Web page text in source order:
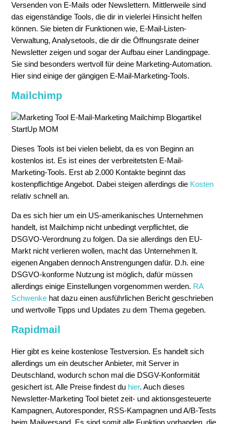
Versenden von E-Mails oder Newslettern. Mittlerweile sind
das eigenständige Tools, die dir in vielerlei Hinsicht helfen
können. Sie bieten dir Funktionen wie, E-Mail-Listen-
Verwaltung, Analysetools, die dir die Öffnungsrate deiner
Newsletter zeigen und sogar der Aufbau einer Landingpage.
Sie sind besonders wertvoll für deine Marketing-Automation.
Hier sind einige der gängigen E-Mail-Marketing-Tools.
Mailchimp
Dieses Tools ist bei vielen beliebt, da es von Beginn an
kostenlos ist. Es ist eines der verbreitetsten E-Mail-
Marketing-Tools. Erst ab 2.000 Kontakte beginnt das
kostenpflichtige Angebot. Dabei steigen allerdings die Kosten
relativ schnell an.
Da es sich hier um ein US-amerikanisches Unternehmen
handelt, ist Mailchimp nicht unbedingt verpflichtet, die
DSGVO-Verordnung zu folgen. Da sie allerdings den EU-
Markt nicht verlieren wollen, macht das Unternehmen lt.
eigenen Angaben dennoch Anstrengungen dafür. D.h. eine
DSGVO-konforme Nutzung ist möglich, dafür müssen
allerdings einige Einstellungen vorgenommen werden. RA
Schwenke hat dazu einen ausführlichen Bericht geschrieben
und wertvolle Tipps und Updates zu dem Thema gegeben.
Rapidmail
Hier gibt es keine kostenlose Testversion. Es handelt sich
allerdings um ein deutscher Anbieter, mit Server in
Deutschland, wodurch schon mal die DSGV-Konformität
gesichert ist. Alle Preise findest du hier. Auch dieses
Newsletter-Marketing Tool bietet zeit- und aktionsgesteuerte
Kampagnen, Autoresponder, RSS-Kampagnen und A/B-Tests